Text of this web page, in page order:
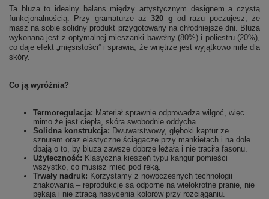
Ta bluza to idealny balans między artystycznym designem a czystą
funkcjonalnością. Przy gramaturze aż320 g od razu poczujesz, że
masz na sobie solidny produkt przygotowany na chłodniejsze dni. Bluza
wykonana jest z optymalnej mieszanki bawełny (80%) i poliestru (20%),
co daje efekt „mięsistości” i sprawia, że wnętrze jest wyjątkowo miłe dla
skóry.
Co ją wyróżnia?
Termoregulacja: Materiał sprawnie odprowadza wilgoć, więc
mimo że jest ciepła, skóra swobodnie oddycha.
Solidna konstrukcja: Dwuwarstwowy, głęboki kaptur ze
sznurem oraz elastyczne ściągacze przy mankietach i na dole
dbają o to, by bluza zawsze dobrze leżała i nie traciła fasonu.
Użyteczność: Klasyczna kieszeń typu kangur pomieści
wszystko, co musisz mieć pod ręką.
Trwały nadruk: Korzystamy z nowoczesnych technologii
znakowania – reprodukcje są odporne na wielokrotne pranie, nie
pękają i nie ztracą nasycenia kolorów przy rozciąganiu.